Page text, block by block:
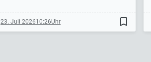
23. Juli 202610:26 bookmark_border